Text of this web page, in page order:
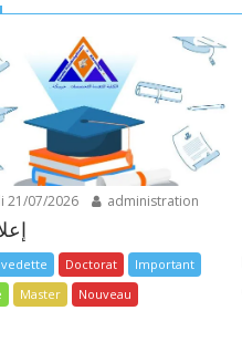
21/07/2026 administration
Doctorat
Important
Master Nouveau